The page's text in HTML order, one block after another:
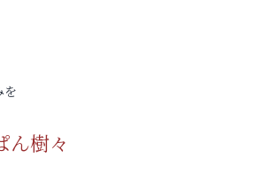
を
ん樹々